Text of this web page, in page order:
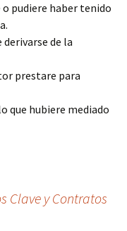
pudiere haber tenido
de la
prestare para
que hubiere mediado
Clave y Contratos